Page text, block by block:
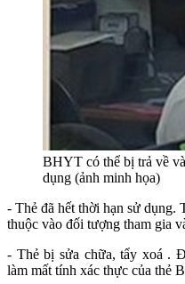
BHYT có thể bị trả về
dụng (ảnh minh họa)
- Thẻ đã hết thời hạn sử
thuộc vào đối tượng tham gia
- Thẻ bị sửa chữa, tẩy xoá .
làm mất tính xác thực của thẻ